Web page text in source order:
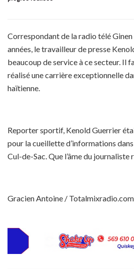
Correspondant de la radio télé
années, le travailleur de presse
beaucoup de service à ce secteur. Il
réalisé une carrière exceptionnelle
haïtienne.
Reporter sportif, Kenold Guerrier
pour la cueillette d’informations
Cul-de-Sac. Que l’âme du journaliste
Gracien Antoine / Totalmixradio.com